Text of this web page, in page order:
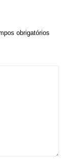
obrigatórios